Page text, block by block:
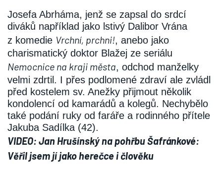
Josefa Abrháma, jenž se zapsal do srdcí
diváků například jako lstivý Dalibor Vrána
z komedie Vrchní, prchni!, anebo jako
charismatický doktor Blažej ze seriálu
Nemocnice na kraji města, odchod manželky
velmi zdrtil. I přes podlomené zdraví ale zvládl
před kostelem sv. Anežky přijmout několik
kondolencí od kamarádů a kolegů. Nechybělo
také podání ruky od faráře a rodinného přítele
Jakuba Sadílka (42).
VIDEO: Jan Hrušínský na pohřbu Šafránkové:
Věřil jsem jí jako herečce i člověku